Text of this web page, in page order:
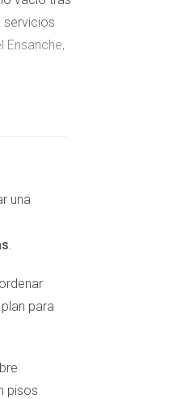
servicios
Ensanche,
que
para
pisos
una
.
para
pisos